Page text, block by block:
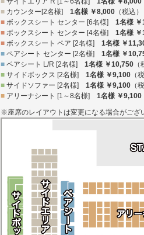
■ カウンター[2名様] 1名様 ￥8,000 （税込）
■ ボックスシート センター [6名様] 1名様
■ ボックスシート センター [4名様] 1名様
■ ボックスシート ペア [2名様] 1名様 ￥
■ ペアシート センター [2名様] 1名様 ￥
■ ペアシート L/R [2名様] 1名様 ￥10,750
■ サイドボックス [2名様] 1名様 ￥9,100 （
■ サイドソファー [2名様] 1名様 ￥9,100 （
■ アリーナシート [1～8名様] 1名様 ￥9,100
※座席のレイアウトは変更になる場合がござ